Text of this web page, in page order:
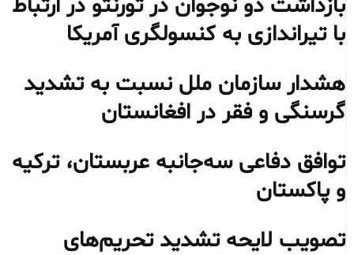
بازداشت دو نوجوان در تورنتو در ارتباط
با تیراندازی به کنسولگری آمریکا
هشدار سازمان ملل نسبت به تشدید
گرسنگی و فقر در افغانستان
توافق دفاعی سه‌جانبه عربستان، ترکیه
و پاکستان
تصویب لایحه تشدید تحریم‌های